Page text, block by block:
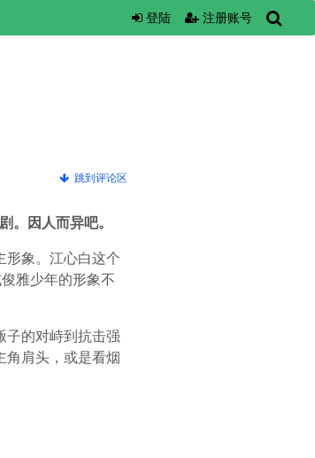
登陆 注册账号
跳到评论区
。因人而异吧。
形象。江心白这个
雅少年的形象不
子的对峙到抗击强
角肩头，或是看烟